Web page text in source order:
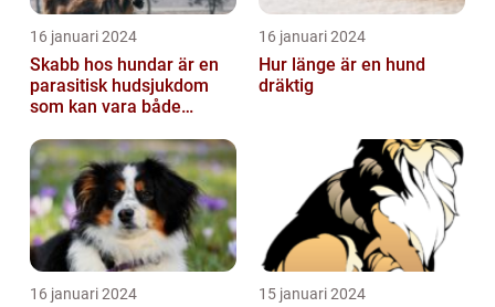
16 januari 2024
Skabb hos hundar är en
parasitisk hudsjukdom
som kan vara både
för våra fy...
16 januari 2024
Hur länge är en hund
dräktig
16 januari 2024 15 januari 2024